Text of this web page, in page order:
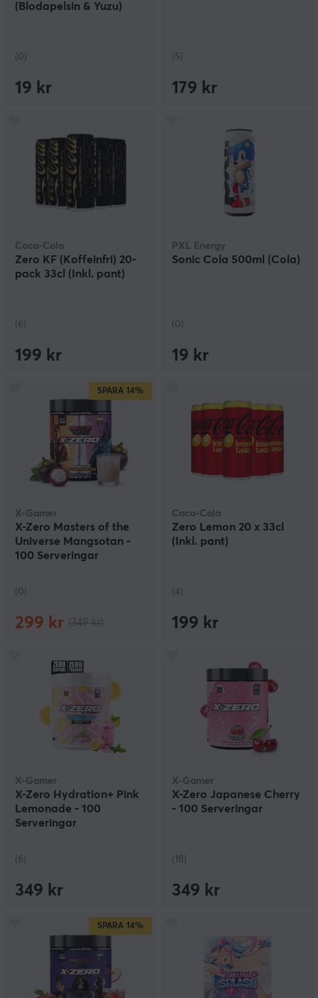
(Blodapelsin & Yuzu)
(0)
19 kr
(5)
179 kr
Coca-Cola
Zero KF (Koffeinfri) 20-
pack 33cl (Inkl. pant)
(6)
199 kr
PXL Energy
Sonic Cola 500ml (Cola)
(0)
19 kr
SPARA 14%
X-Gamer
X-Zero Masters of the
Universe Mangsotan -
100 Serveringar
(0)
299 kr
Coca-Cola
Zero Lemon 20 x 33cl
(Inkl. pant)
(4)
199 kr
X-Gamer
X-Zero Hydration+ Pink
Lemonade - 100
Serveringar
(6)
349 kr
X-Gamer
X-Zero Japanese Cherry
- 100 Serveringar
(18)
349 kr
SPARA 14%